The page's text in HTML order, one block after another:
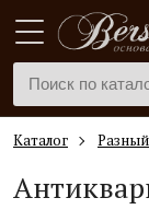
Каталог